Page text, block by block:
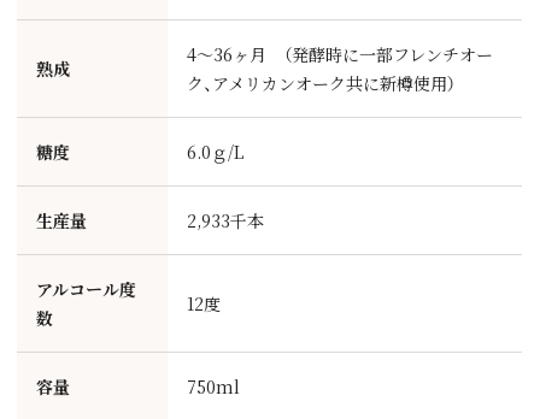
熟成
4～36ヶ月 （発酵時に一部フレンチオー
ク、アメリカンオーク共に新樽使用）
糖度 6.0ｇ/L
生産量 2,933千本
アルコール度
数
12度
容量 750ml